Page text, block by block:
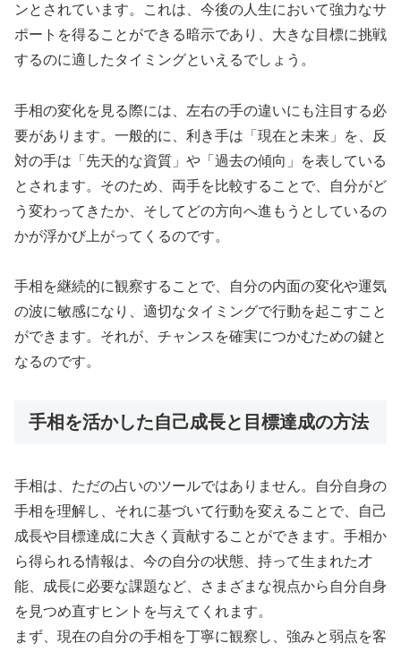
ンとされています。これは、今後の人生において強力なサ
ポートを得ることができる暗示であり、大きな目標に挑戦
するのに適したタイミングといえるでしょう。
手相の変化を見る際には、左右の手の違いにも注目する必
要があります。一般的に、利き手は「現在と未来」を、反
対の手は「先天的な資質」や「過去の傾向」を表している
とされます。そのため、両手を比較することで、自分がど
う変わってきたか、そしてどの方向へ進もうとしているの
かが浮かび上がってくるのです。
手相を継続的に観察することで、自分の内面の変化や運気
の波に敏感になり、適切なタイミングで行動を起こすこと
ができます。それが、チャンスを確実につかむための鍵と
なるのです。
手相を活かした自己成長と目標達成の方法
手相は、ただの占いのツールではありません。自分自身の
手相を理解し、それに基づいて行動を変えることで、自己
成長や目標達成に大きく貢献することができます。手相か
ら得られる情報は、今の自分の状態、持って生まれた才
能、成長に必要な課題など、さまざまな視点から自分自身
を見つめ直すヒントを与えてくれます。
まず、現在の自分の手相を丁寧に観察し、強みと弱点を客